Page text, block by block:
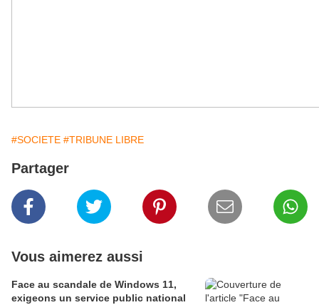
#SOCIETE #TRIBUNE LIBRE
Partager
Vous aimerez aussi
Face au scandale de Windows 11,
exigeons un service public national